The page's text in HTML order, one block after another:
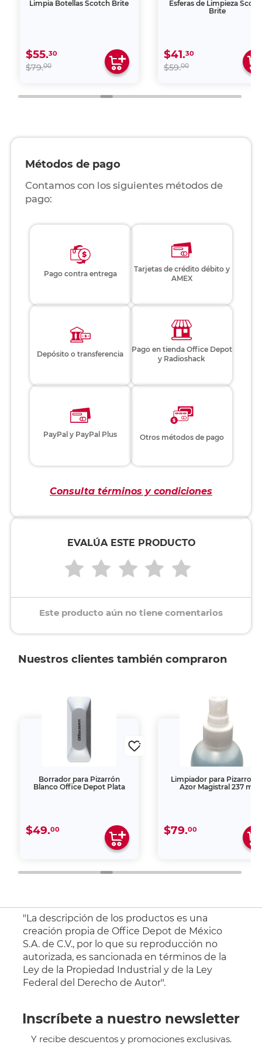
Limpia Botellas Scotch Brite
$55.30
$79.00
Esferas de Limpieza
Brite
$41.30
$59.00
Métodos de pago
Contamos con los siguientes métodos de
pago:
Pago contra entrega
Tarjetas de crédito débito y
AMEX
Depósito o transferencia
Pago en tienda Office Depot
y Radioshack
PayPal y PayPal Plus Otros métodos de pago
Consulta términos y condiciones
EVALÚA ESTE PRODUCTO
Este producto aún no tiene comentarios
Nuestros clientes también compraron
Borrador para Pizarrón
Blanco Office Depot Plata
$49.00
Limpiador para
Azor Magistral 237 ml
$79.00
"La descripción de los productos es una
creación propia de Office Depot de México
S.A. de C.V., por lo que su reproducción no
autorizada, es sancionada en términos de la
Ley de la Propiedad Industrial y de la Ley
Federal del Derecho de Autor".
Inscríbete a nuestro newsletter
Y recibe descuentos y promociones exclusivas.